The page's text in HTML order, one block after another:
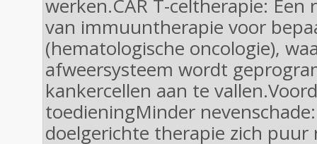
werken.CAR T-celtherapie:
van immuuntherapie voor
(hematologische oncologie),
afweersysteem wordt
kankercellen aan te
toedieningMinder
doelgerichte therapie zich puur